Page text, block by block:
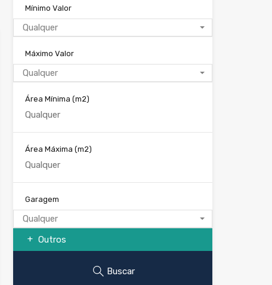
Mínimo Valor
Qualquer
Máximo Valor
Qualquer
Área Mínima (m2)
Área Máxima (m2)
Garagem
Qualquer
Outros
Buscar